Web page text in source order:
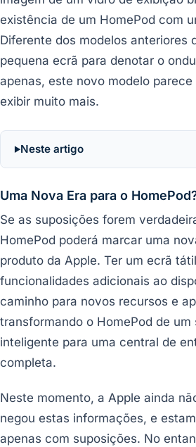
existência de um HomePod com
Diferente dos modelos anteriores
pequena ecrã para denotar o
apenas, este novo modelo
exibir muito mais.
Neste artigo
Uma Nova Era para o
Se as suposições forem
HomePod poderá marcar uma
produto da Apple. Ter um ecrã
funcionalidades adicionais ao
caminho para novos recursos e
transformando o HomePod de
inteligente para uma central de
completa.
Neste momento, a Apple ainda
negou estas informações, e
apenas com suposições. No